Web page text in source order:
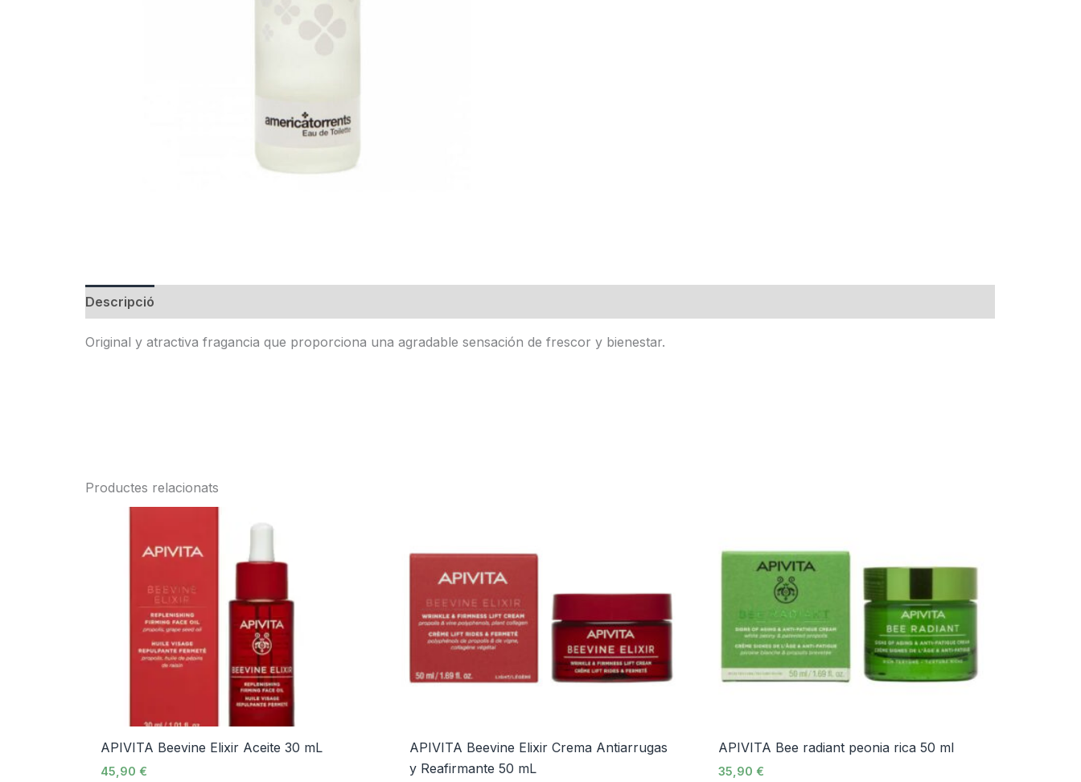
Descripció
Original y atractiva fragancia que proporciona una agradable sensación de frescor y bienestar.
Productes relacionats
APIVITA Beevine Elixir Aceite 30 mL
45,90 €
APIVITA Beevine Elixir Crema Antiarrugas
y Reafirmante 50 mL
APIVITA Bee radiant peonia rica 50 ml
35,90 €